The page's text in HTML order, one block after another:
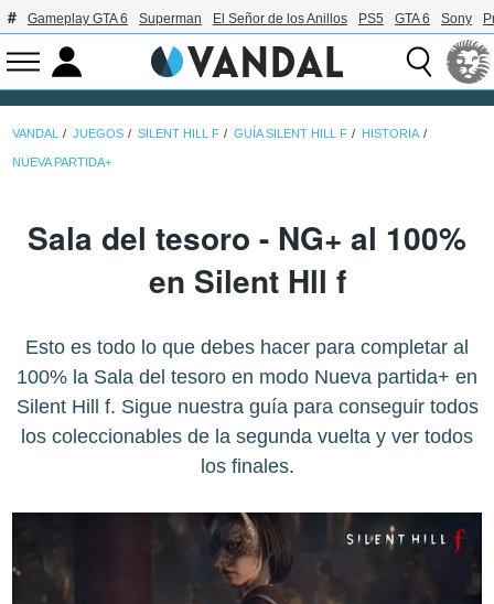
Gameplay GTA 6 Superman El Señor de los Anillos PS5 GTA 6 Sony
VANDAL JUEGOS SILENT HILL F GUÍA SILENT HILL F HISTORIA
NUEVA PARTIDA+
Sala del tesoro - NG+ al 100%
en Silent Hll f
Esto es todo lo que debes hacer para completar al
100% la Sala del tesoro en modo Nueva partida+ en
Silent Hill f. Sigue nuestra guía para conseguir todos
los coleccionables de la segunda vuelta y ver todos
los finales.